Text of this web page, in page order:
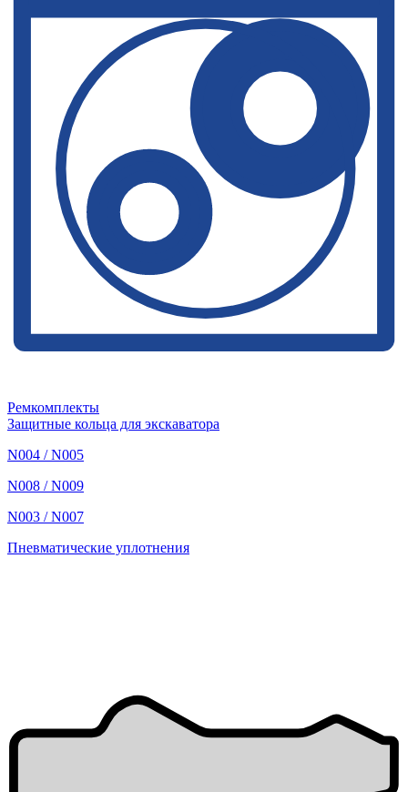
Ремкомплекты
Защитные кольца для экскаватора
N004 / N005
N008 / N009
N003 / N007
Пневматические уплотнения